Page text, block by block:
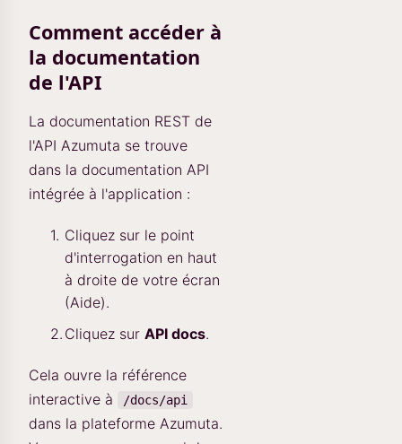
Comment accéder à
la documentation
de l'API
La documentation REST de
l'API Azumuta se trouve
dans la documentation API
intégrée à l'application :
Cliquez sur le point
d'interrogation en haut
à droite de votre écran
(Aide).
Cliquez sur API docs.
Cela ouvre la référence
interactive à
/docs/api
dans la plateforme Azumuta.